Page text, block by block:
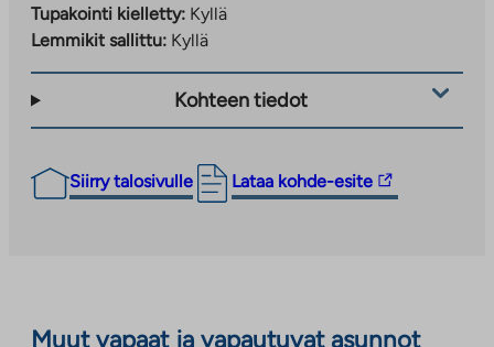
Tupakointi kielletty: Kyllä
Lemmikit sallittu: Kyllä
Kohteen tiedot
Siirry talosivulle Lataa kohde-esite
Linkki
vie
uuteen
Muut vapaat ja vapautuvat asunnot